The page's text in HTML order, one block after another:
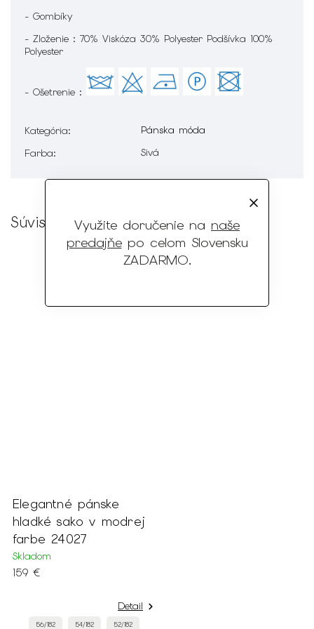
Využite doručenie na naše
predajňepo celom Slovensku
ZADARMO.
- Gombíky
- Zloženie : 70% Viskóza 30% Polyester Podšívka 100%
Polyester
- Ošetrenie :
Kategória:
Pánska móda
Farba: Sivá
Súvisiaci tovar
Elegantné pánske
hladké sako v modrej
farbe 24027
Skladom
159 €
Detail
56/182 54/182 52/182